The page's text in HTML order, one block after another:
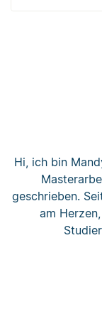
Hi, ich bin
geschrieben.
am